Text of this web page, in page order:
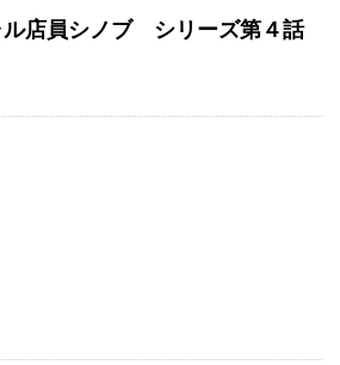
ル店員シノブ シリーズ第４話